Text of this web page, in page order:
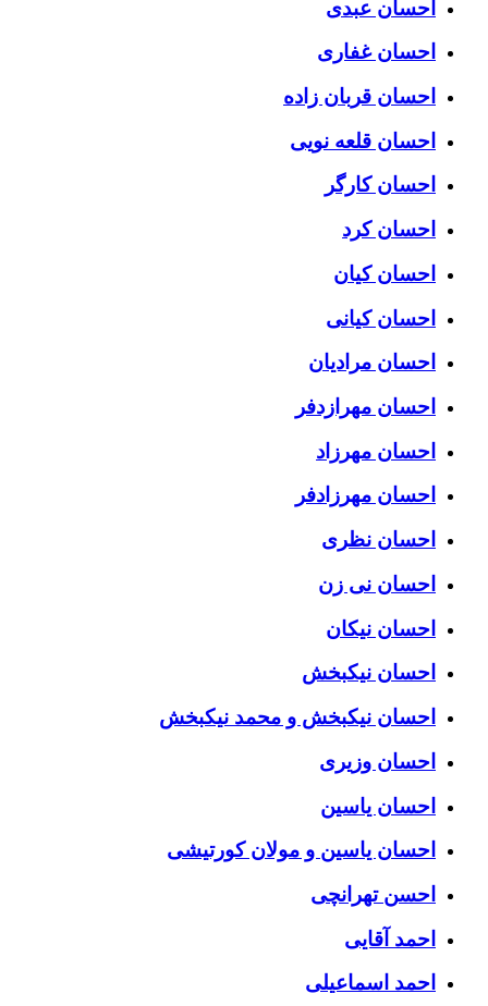
احسان عبدی
احسان غفاری
احسان قربان زاده
احسان قلعه نویی
احسان کارگر
احسان کرد
احسان کیان
احسان کیانی
احسان مرادیان
احسان مهرازدفر
احسان مهرزاد
احسان مهرزادفر
احسان نظری
احسان نی زن
احسان نیکان
احسان نیکبخش
احسان نیکبخش و محمد نیکبخش
احسان وزیری
احسان یاسین
احسان یاسین و مولان کورتیشی
احسن تهرانچی
احمد آقایی
احمد اسماعیلی